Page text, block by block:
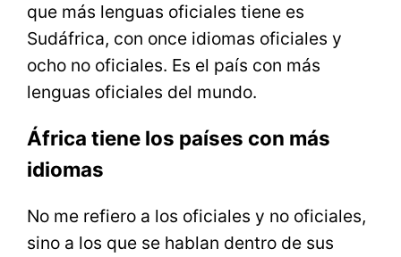
que más lenguas oficiales tiene es
Sudáfrica, con once idiomas oficiales y
ocho no oficiales. Es el país con más
lenguas oficiales del mundo.
África tiene los países con más
idiomas
No me refiero a los oficiales y no oficiales,
sino a los que se hablan dentro de sus